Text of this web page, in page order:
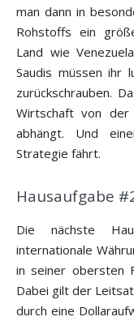
man dann in
Rohstoffs ein
Land wie
Saudis müssen ihr
zurückschrauben.
Wirtschaft von
abhängt. Und
Strategie fährt.
Hausaufgabe
Die nächste
internationale
in seiner obersten
Dabei gilt der
durch eine